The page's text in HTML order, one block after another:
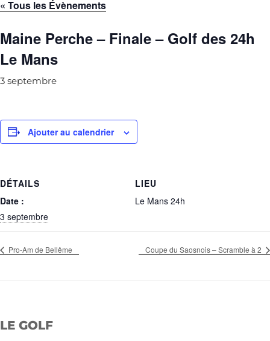
« Tous les Évènements
Maine Perche – Finale – Golf des 24h
Le Mans
3 septembre
Ajouter au calendrier
DÉTAILS
Date :
3 septembre
LIEU
Le Mans 24h
Pro-Am de Bellême Coupe du Saosnois – Scramble à 2
LE GOLF